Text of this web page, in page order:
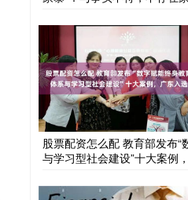
股票配资怎么配 教育部发布
与学习型社会建设”十大案例